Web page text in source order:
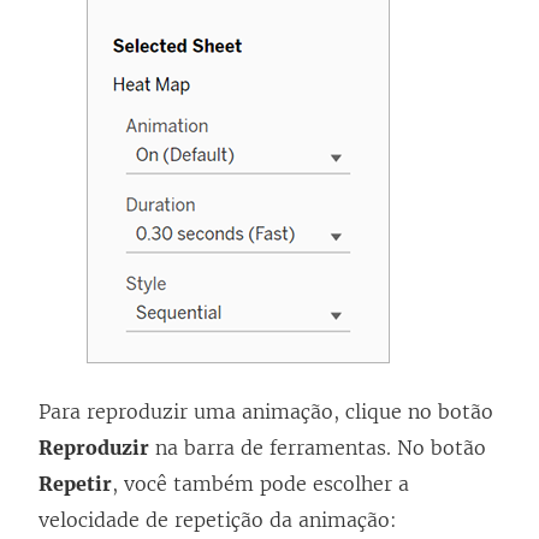
Para reproduzir uma animação, clique no botão
Reproduzir na barra de ferramentas. No botão
Repetir, você também pode escolher a
velocidade de repetição da animação: